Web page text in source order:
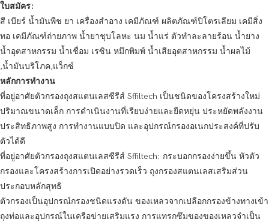
ใบสมัคร:
สี เบียร์ น้ำมันพืช ยา เครื่องสำอาง เคมีภัณฑ์ ผลิตภัณฑ์ปิโตรเลียม เคมีสิ่ง
ทอ เคมีภัณฑ์ถ่ายภาพ น้ำยาชุบโลหะ นม น้ำแร่ ตัวทำละลายร้อน น้ำยาง
น้ำอุตสาหกรรม น้ำเชื่อม เรซิน หมึกพิมพ์ น้ำเสียอุตสาหกรรม น้ำผลไม้
,น้ำมันบริโภค,แว็กซ์
หลักการทำงาน
ที่อยู่อาศัยตัวกรองถุงสแตนเลสซีรีส์ Sffiltech เป็นชนิดของโครงสร้างใหม่
ปริมาณขนาดเล็ก การดำเนินงานที่เรียบง่ายและยืดหยุ่น ประหยัดพลังงาน
ประสิทธิภาพสูง การทำงานแบบปิด และอุปกรณ์กรองอเนกประสงค์ที่ปรับ
ตัวได้ดี
ที่อยู่อาศัยตัวกรองถุงสแตนเลสซีรีส์ Sffiltech: กระบอกกรองง่ายขึ้น หัวตัว
กรองและโครงสร้างการเปิดอย่างรวดเร็ว ถุงกรองสแตนเลสเสริมส่วน
ประกอบหลักสุทธิ
ตัวกรองเป็นอุปกรณ์กรองชนิดแรงดัน ของเหลวจากเปลือกกรองข้างทางเข้า
ถุงท่อและอุปกรณ์ในเครือข่ายเสริมแรง การแทรกซึมของของเหลวจำเป็น